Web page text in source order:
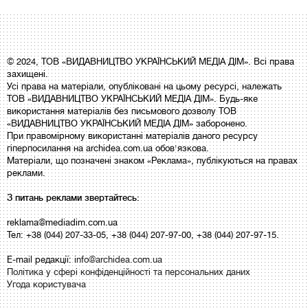
© 2024, ТОВ «ВИДАВНИЦТВО УКРАЇНСЬКИЙ МЕДІА ДІМ». Всі права
захищені.
Усі права на матеріали, опубліковані на цьому ресурсі, належать
ТОВ «ВИДАВНИЦТВО УКРАЇНСЬКИЙ МЕДІА ДІМ». Будь-яке
використання матеріалів без письмового дозволу ТОВ
«ВИДАВНИЦТВО УКРАЇНСЬКИЙ МЕДІА ДІМ» заборонено.
При правомірному використанні матеріалів даного ресурсу
гіперпосилання на archidea.com.ua обов'язкова.
Матеріали, що позначені знаком «Реклама», публікуються на правах
реклами.
З питань реклами звертайтесь:
reklama@mediadim.com.ua
Тел: +38 (044) 207-33-05, +38 (044) 207-97-00, +38 (044) 207-97-15.
E-mail редакції:info@archidea.com.ua
Політика у сфері конфіденційності та персональних даних
Угода користувача